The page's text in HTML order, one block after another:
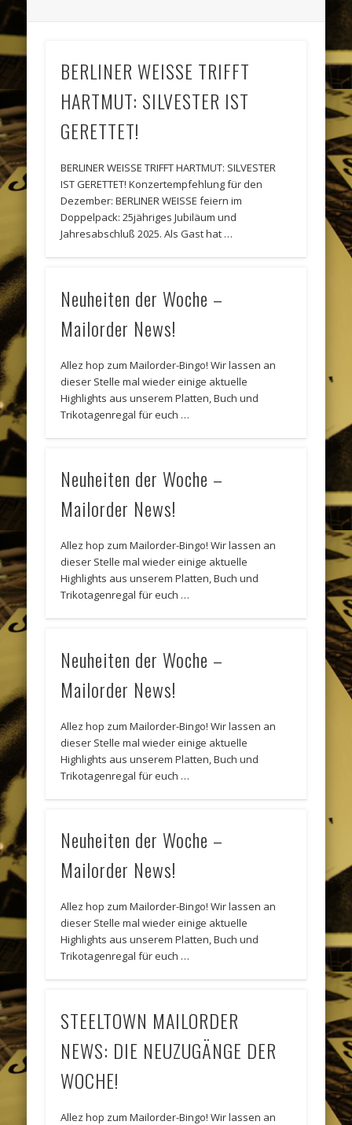
BERLINER WEISSE TRIFFT
HARTMUT: SILVESTER IST
GERETTET!
BERLINER WEISSE TRIFFT HARTMUT: SILVESTER
IST GERETTET! Konzertempfehlung für den
Dezember: BERLINER WEISSE feiern im
Doppelpack: 25jähriges Jubiläum und
Jahresabschluß 2025. Als Gast hat …
Neuheiten der Woche –
Mailorder News!
Allez hop zum Mailorder-Bingo! Wir lassen an
dieser Stelle mal wieder einige aktuelle
Highlights aus unserem Platten, Buch und
Trikotagenregal für euch …
Neuheiten der Woche –
Mailorder News!
Allez hop zum Mailorder-Bingo! Wir lassen an
dieser Stelle mal wieder einige aktuelle
Highlights aus unserem Platten, Buch und
Trikotagenregal für euch …
Neuheiten der Woche –
Mailorder News!
Allez hop zum Mailorder-Bingo! Wir lassen an
dieser Stelle mal wieder einige aktuelle
Highlights aus unserem Platten, Buch und
Trikotagenregal für euch …
Neuheiten der Woche –
Mailorder News!
Allez hop zum Mailorder-Bingo! Wir lassen an
dieser Stelle mal wieder einige aktuelle
Highlights aus unserem Platten, Buch und
Trikotagenregal für euch …
STEELTOWN MAILORDER
NEWS: DIE NEUZUGÄNGE DER
WOCHE!
Allez hop zum Mailorder-Bingo! Wir lassen an